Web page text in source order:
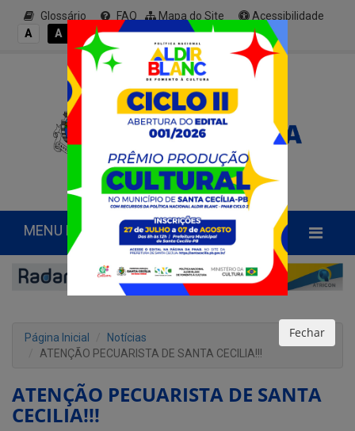
Glossário FAQ Mapa do Site
Acessibilidade
A
A A A+
MENU PRINCIPAL
Página Inicial
Notícias
ATENÇÃO PECUARISTA DE SANTA CECILIA!!!
ATENÇÃO PECUARISTA DE SANTA
CECILIA!!!
Fechar